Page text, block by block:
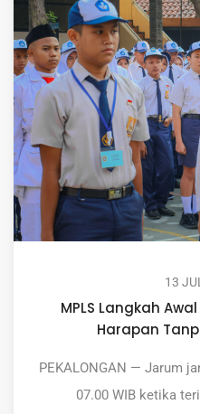
13
MPLS Langkah
Harapan
PEKALONGAN — Jarum
07.00 WIB ketika